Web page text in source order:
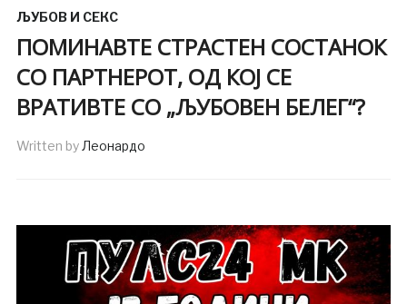
ЉУБОВ И СЕКС
ПОМИНАВТЕ СТРАСТЕН СОСТАНОК
СО ПАРТНЕРОТ, ОД КОЈ СЕ
ВРАТИВТЕ СО „ЉУБОВЕН БЕЛЕГ“?
Written byЛеонардо